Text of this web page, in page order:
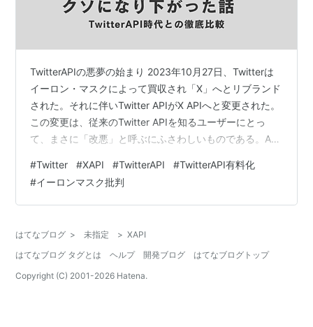
TwitterAPIの悪夢の始まり 2023年10月27日、Twitterは
イーロン・マスクによって買収され「X」へとリブランド
された。それに伴いTwitter APIがX APIへと変更された。
この変更は、従来のTwitter APIを知るユーザーにとっ
て、まさに「改悪」と呼ぶにふさわしいものである。API
ン（Freeプラン）に対する制限が厳しくなった。以前は
無料で使えていた多くの機能が、今では有料プランに移
行している。 Twitter APIとX APIの比較 1. 大量のツイー
#Twitter #XAPI #TwitterAPI #TwitterAPI有料化
#イーロンマスク批判
はてなブログ > 未指定 > XAPI
はてなブログ タグとは
ヘルプ 開発ブログ
はてなブログトップ
Copyright (C) 2001-2026 Hatena.